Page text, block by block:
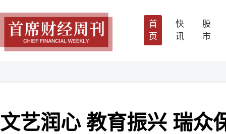
首
页
快
讯
股
市
文艺润心 教育振兴 瑞众